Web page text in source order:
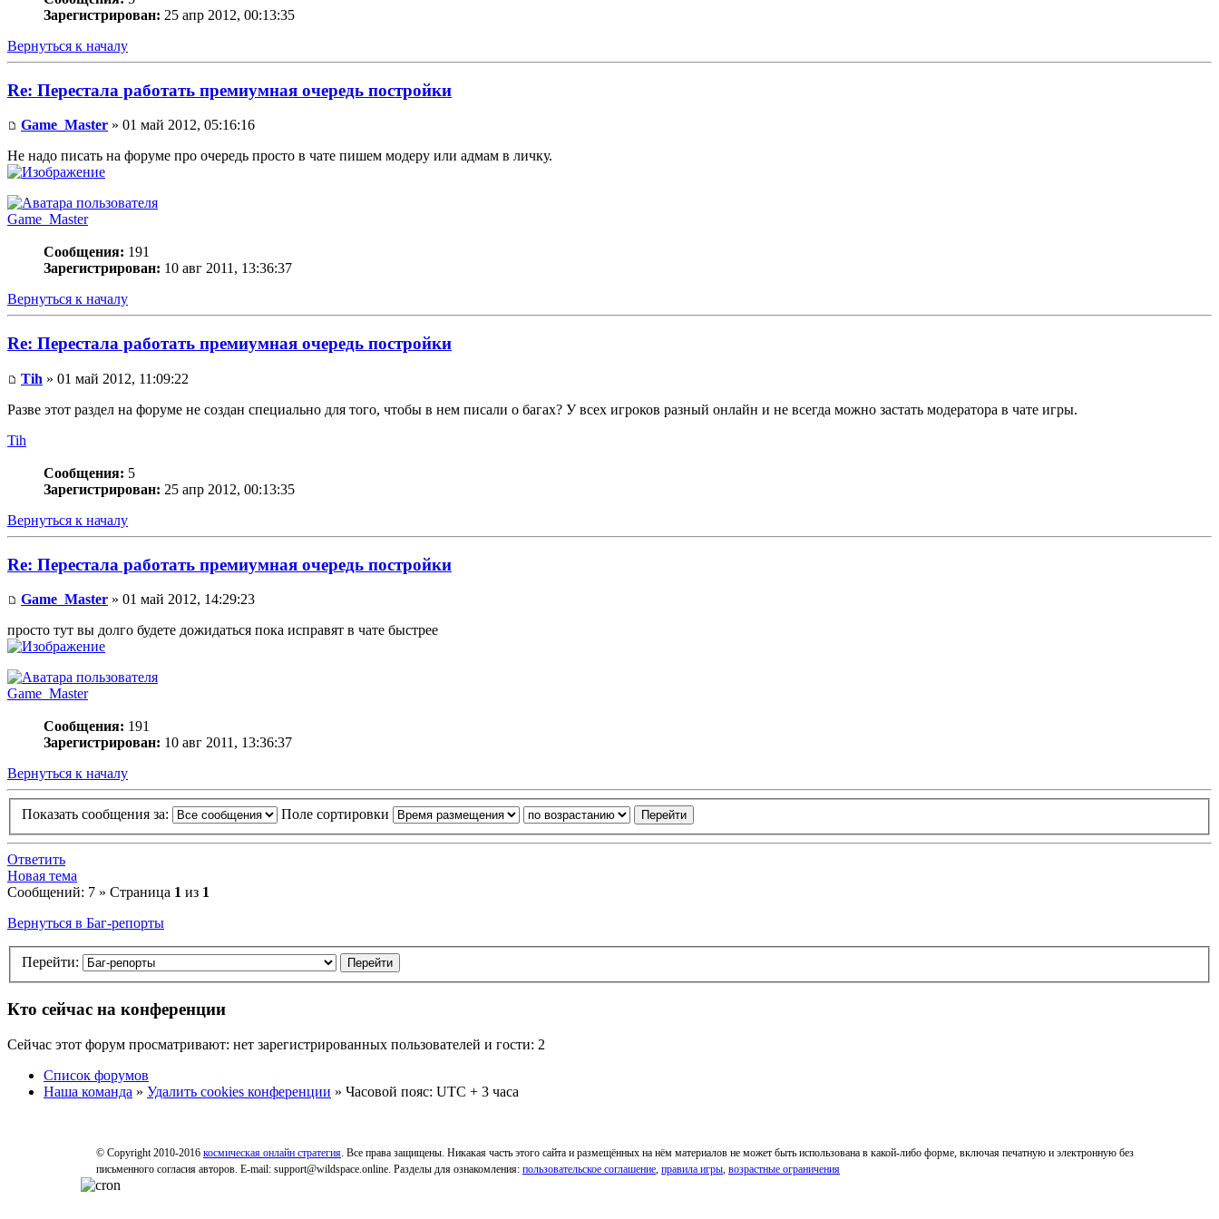
Зарегистрирован: 25 апр 2012, 00:13:35
Вернуться к началу
Re: Перестала работать премиумная очередь постройки
Game_Master » 01 май 2012, 05:16:16
Не надо писать на форуме про очередь просто в чате пишем модеру или адмам в личку.
Game_Master
Сообщения: 191
Зарегистрирован: 10 авг 2011, 13:36:37
Вернуться к началу
Re: Перестала работать премиумная очередь постройки
Tih » 01 май 2012, 11:09:22
Разве этот раздел на форуме не создан специально для того, чтобы в нем писали о багах? У всех игроков разный онлайн и не всегда можно застать модератора в чате игры.
Tih
Сообщения: 5
Зарегистрирован: 25 апр 2012, 00:13:35
Вернуться к началу
Re: Перестала работать премиумная очередь постройки
Game_Master » 01 май 2012, 14:29:23
просто тут вы долго будете дожидаться пока исправят в чате быстрее
Game_Master
Сообщения: 191
Зарегистрирован: 10 авг 2011, 13:36:37
Вернуться к началу
Показать сообщения за: Поле сортировки
Ответить
Новая тема
Сообщений: 7 » Страница 1 из 1
Вернуться в Баг-репорты
Перейти:
Кто сейчас на конференции
Сейчас этот форум просматривают: нет зарегистрированных пользователей и гости: 2
Список форумов
Наша команда » Удалить cookies конференции » Часовой пояс: UTC + 3 часа
© Copyright 2010-2016 космическая онлайн стратегия. Все права защищены. Никакая часть этого сайта и размещённых на нём материалов не может быть использована в какой-либо форме, включая печатную и электронную без
письменного согласия авторов. E-mail: support@wildspace.online. Разделы для ознакомления: пользовательское соглашение, правила игры, возрастные ограничения